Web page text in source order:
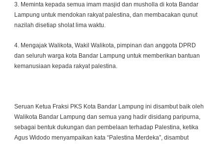
3. Meminta kepada semua imam masjid dan musholla di kota Bandar
Lampung untuk mendokan rakyat palestina, dan membacakan qunut
nazilah disetiap sholat lima waktu.
4. Mengajak Walikota, Wakil Walikota, pimpinan dan anggota DPRD
dan seluruh warga kota Bandar Lampung untuk memberikan bantuan
kemanusiaan kepada rakyat palestina.
Seruan Ketua Fraksi PKS Kota Bandar Lampung ini disambut baik oleh
Walikota Bandar Lampung dan semua yang hadir disidang paripurna,
sebagai bentuk dukungan dan pembelaan terhadap Palestina, ketika
Agus Widodo menyampaikan kata “Palestina Merdeka”, disambut